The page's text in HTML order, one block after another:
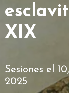
XIX
Sesiones el
2025